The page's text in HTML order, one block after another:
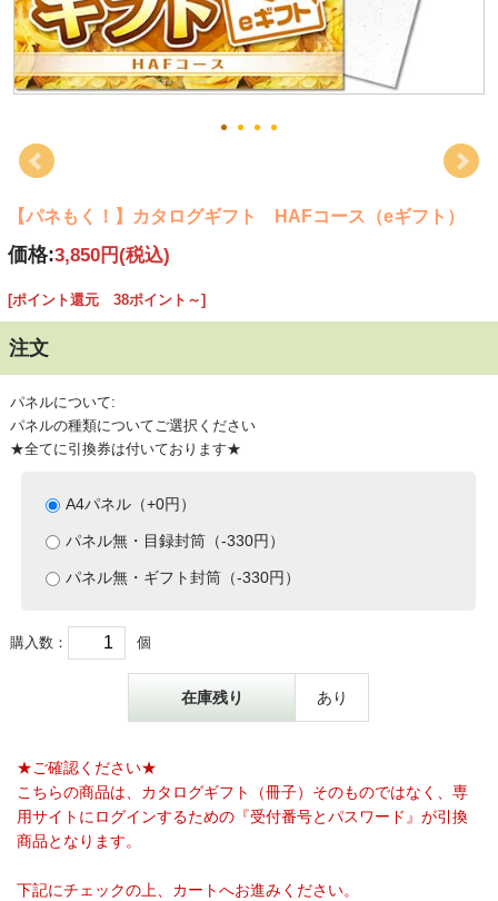
【パネもく！】カタログギフト HAFコース（eギフト）
価格:3,850円(税込)
[ポイント還元 38ポイント～]
注文
パネルについて:
パネルの種類についてご選択ください
★全てに引換券は付いております★
A4パネル（+0円）
パネル無・目録封筒（-330円）
パネル無・ギフト封筒（-330円）
購入数： 個
在庫残り あり
★ご確認ください★
こちらの商品は、カタログギフト（冊子）そのものではなく、専
用サイトにログインするための『受付番号とパスワード』が引換
商品となります。
下記にチェックの上、カートへお進みください。